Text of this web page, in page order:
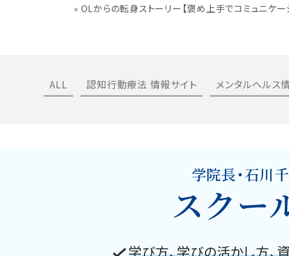
« OLからの転身ストーリー【褒め上手でコミュニケー
ALL 認知行動療法 情報サイト メンタルヘルス
学院長・石川
スクー
学び方、学びの活かし方、